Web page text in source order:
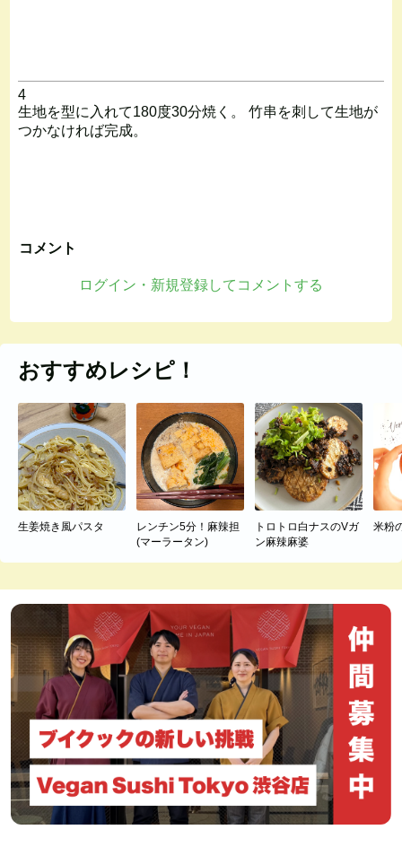
4
生地を型に入れて180度30分焼く。 竹串を刺して生地が
つかなければ完成。
コメント
ログイン・新規登録してコメントする
おすすめレシピ！
生姜焼き風パスタ
レンチン5分！麻辣担
(マーラータン)
トロトロ白ナスのVガ
ン麻辣麻婆
米粉